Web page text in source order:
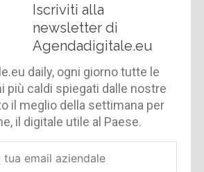
Iscriviti alla
newsletter di
Agendadigitale.eu
daily, ogni giorno tutte le
più caldi spiegati dalle nostre
il meglio della settimana per
il digitale utile al Paese.